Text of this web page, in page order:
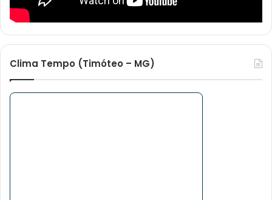
Clima Tempo (Timóteo – MG)